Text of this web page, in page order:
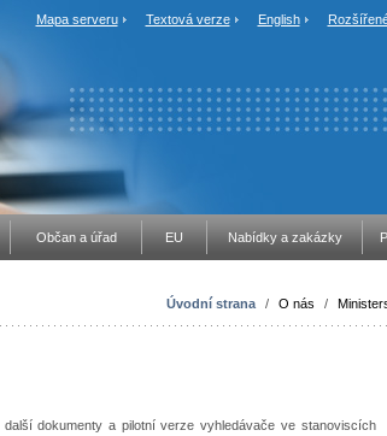
Mapa serveru Textová verze English
Občan a úřad EU Nabídky a zakázky
Úvodní strana / O nás /
dokumenty a pilotní verze vyhledávače ve stanoviscích